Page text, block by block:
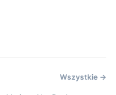
Wszystkie →